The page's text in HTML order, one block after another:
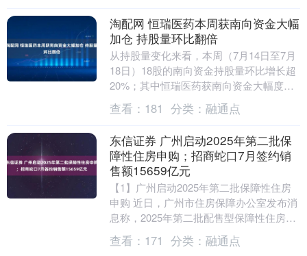
淘配网 恒瑞医药本周获南向资金大幅
加仓 持股量环比翻倍
从持股量变化来看，本周（7月14日至7月
18日）18股的南向资金持股量环比增长超
20%；其中恒瑞医药获南向资金大幅度加
仓，持股量环比翻倍。还有昊天国际建
投、德林....
查看： 181 分类： 融通点
东信证券 广州启动2025年第二批保
障性住房申购；招商蛇口7月签约销
售额15659亿元
【1】广州启动2025年第二批保障性住房
申购 近日，广州市住房保障办公室发布消
息称，2025年第二批配售型保障性住房申
购配售工作正式启动。此次配售涉及黄埔
区的萝....
查看： 171 分类： 融通点